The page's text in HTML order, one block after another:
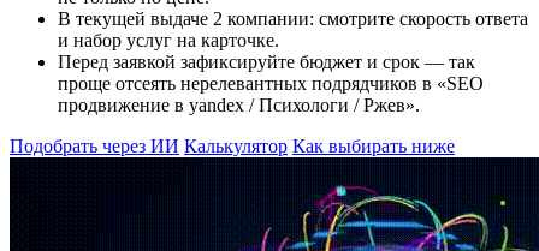
В текущей выдаче 2 компании: смотрите скорость ответа
и набор услуг на карточке.
Перед заявкой зафиксируйте бюджет и срок — так
проще отсеять нерелевантных подрядчиков в «SEO
продвижение в yandex / Психологи / Ржев».
Подобрать через ИИ Калькулятор Как выбирать ниже